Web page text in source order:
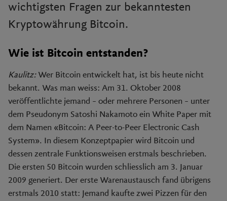
wichtigsten Fragen zur bekanntesten
Kryptowährung Bitcoin.
Wie ist Bitcoin entstanden?
Kaulitz: Wer Bitcoin entwickelt hat, ist bis heute nicht
bekannt. Was man weiss: Am 31. Oktober 2008
veröffentlichte jemand – oder mehrere Personen – unter
dem Pseudonym Satoshi Nakamoto ein White Paper mit
dem Namen «Bitcoin: A Peer-to-Peer Electronic Cash
System». In diesem Konzeptpapier wird Bitcoin und
dessen zentrale Funktionsweisen erstmals beschrieben.
Die ersten 50 Bitcoin wurden schliesslich am 3. Januar
2009 generiert. Der erste Warenaustausch fand übrigens
erstmals 2010 statt: Jemand kaufte zwei Pizzen für den